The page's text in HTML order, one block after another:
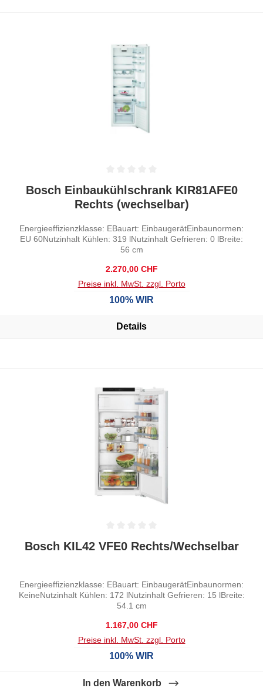
Durchschnittliche Bewertung von 0 von 5 Sternen
Bosch Einbaukühlschrank KIR81AFE0
Rechts (wechselbar)
Energieeffizienzklasse: EBauart: EinbaugerätEinbaunormen:
EU 60Nutzinhalt Kühlen: 319 lNutzinhalt Gefrieren: 0 lBreite:
56 cm
Regulärer Preis:
2.270,00 CHF
Preise inkl. MwSt. zzgl. Porto
100% WIR
Details
Durchschnittliche Bewertung von 0 von 5 Sternen
Bosch KIL42 VFE0 Rechts/Wechselbar
Energieeffizienzklasse: EBauart: EinbaugerätEinbaunormen:
KeineNutzinhalt Kühlen: 172 lNutzinhalt Gefrieren: 15 lBreite:
54.1 cm
Regulärer Preis:
1.167,00 CHF
Preise inkl. MwSt. zzgl. Porto
100% WIR
In den Warenkorb